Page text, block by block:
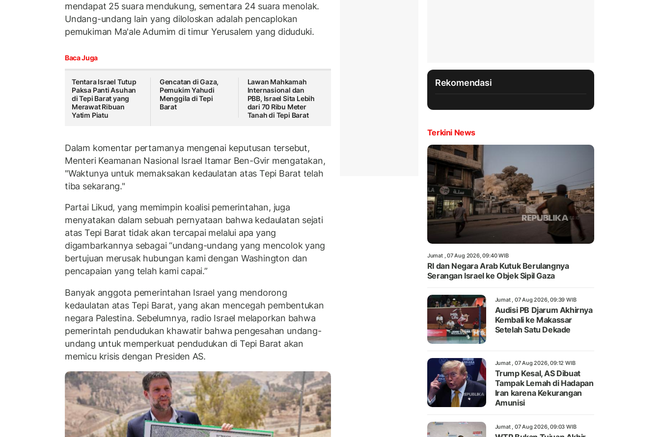
mendapat 25 suara mendukung, sementara 24 suara menolak.
Undang-undang lain yang diloloskan adalah pencaplokan
pemukiman Ma'ale Adumim di timur Yerusalem yang diduduki.
Baca Juga
Tentara Israel Tutup
Paksa Panti Asuhan
di Tepi Barat yang
Merawat Ribuan
Yatim Piatu
Gencatan di Gaza,
Pemukim Yahudi
Menggila di Tepi
Barat
Lawan Mahkamah
Internasional dan
PBB, Israel Sita Lebih
dari 70 Ribu Meter
Tanah di Tepi Barat
Dalam komentar pertamanya mengenai keputusan tersebut,
Menteri Keamanan Nasional Israel Itamar Ben-Gvir mengatakan,
"Waktunya untuk memaksakan kedaulatan atas Tepi Barat telah
tiba sekarang."
Partai Likud, yang memimpin koalisi pemerintahan, juga
menyatakan dalam sebuah pernyataan bahwa kedaulatan sejati
atas Tepi Barat tidak akan tercapai melalui apa yang
digambarkannya sebagai “undang-undang yang mencolok yang
bertujuan merusak hubungan kami dengan Washington dan
pencapaian yang telah kami capai.”
Banyak anggota pemerintahan Israel yang mendorong
kedaulatan atas Tepi Barat, yang akan mencegah pembentukan
negara Palestina. Sebelumnya, radio Israel melaporkan bahwa
pemerintah pendudukan khawatir bahwa pengesahan undang-
undang untuk memperkuat pendudukan di Tepi Barat akan
memicu krisis dengan Presiden AS.
Rekomendasi
Terkini News
Jumat , 07 Aug 2026, 09:40 WIB
RI dan Negara Arab Kutuk Berulangnya
Serangan Israel ke Objek Sipil Gaza
Jumat , 07 Aug 2026, 09:39 WIB
Audisi PB Djarum Akhirnya
Kembali ke Makassar
Setelah Satu Dekade
Jumat , 07 Aug 2026, 09:12 WIB
Trump Kesal, AS Dibuat
Tampak Lemah di Hadapan
Iran karena Kekurangan
Amunisi
Jumat , 07 Aug 2026, 09:03 WIB